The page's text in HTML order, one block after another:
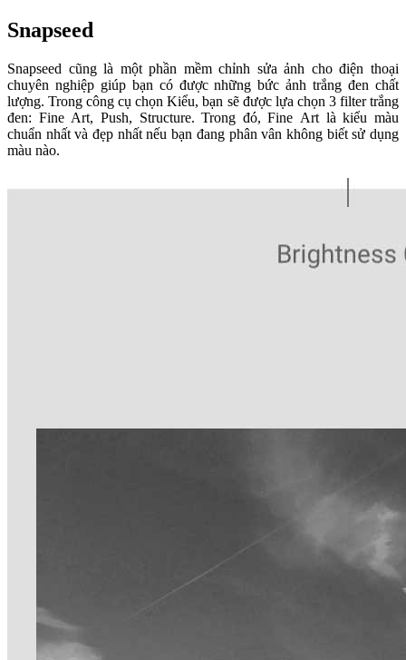
Snapseed
Snapseed cũng là một phần mềm chỉnh sửa ảnh cho điện thoại
chuyên nghiệp giúp bạn có được những bức ảnh trắng đen chất
lượng. Trong công cụ chọn Kiểu, bạn sẽ được lựa chọn 3 filter trắng
đen: Fine Art, Push, Structure. Trong đó, Fine Art là kiểu màu
chuẩn nhất và đẹp nhất nếu bạn đang phân vân không biết sử dụng
màu nào.